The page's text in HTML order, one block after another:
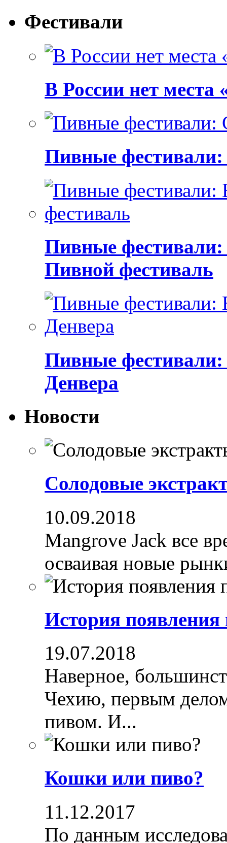
Фестивали
В России нет места
Пивные фестивали:
Пивные
Пивной фестиваль
Пивные фестивали:
Денвера
Новости
Солодовые
10.09.2018
Mangrove Jack все
осваивая новые
История появления
19.07.2018
Наверное,
Чехию, первым
пивом. И...
Кошки или пиво?
11.12.2017
По данным